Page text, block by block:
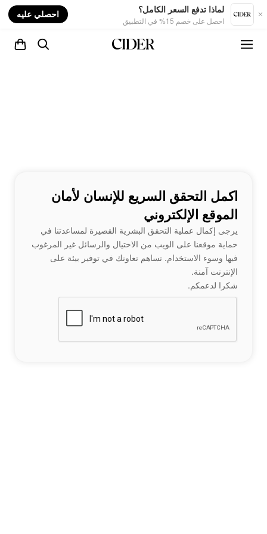
لماذا تدفع السعر الكامل؟
احصل على خصم 15% في التطبيق
احصلي عليه
اكمل التحقق السريع للإنسان لأمان
الموقع الإلكتروني
يرجى إكمال عملية التحقق البشرية القصيرة لمساعدتنا في
حماية موقعنا على الويب من الاحتيال والرسائل غير المرغوب
فيها وسوء الاستخدام. تساهم تعاونك في توفير بيئة على
الإنترنت آمنة.
شكرا لدعمكم.